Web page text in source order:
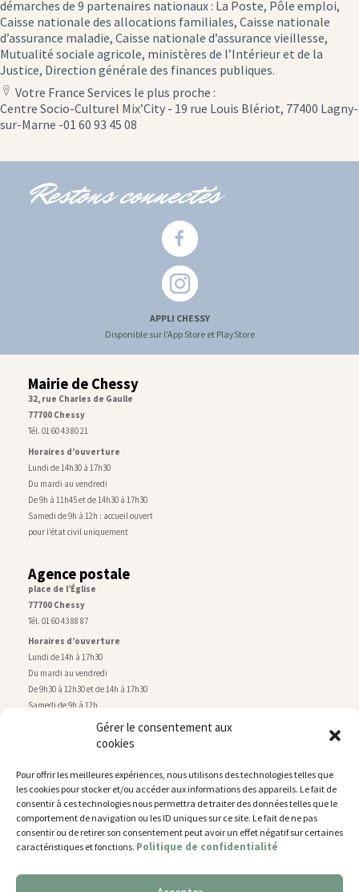
Gérer le consentement aux
cookies
Pour offrir les meilleures expériences, nous utilisons des technologies telles que
les cookies pour stocker et/ou accéder aux informations des appareils. Le fait de
consentir à ces technologies nous permettra de traiter des données telles que le
comportement de navigation ou les ID uniques sur ce site. Le fait de ne pas
consentir ou de retirer son consentement peut avoir un effet négatif sur certaines
caractéristiques et fonctions. Politique de confidentialité
démarches de 9 partenaires nationaux : La Poste, Pôle emploi,
Caisse nationale des allocations familiales, Caisse nationale
d’assurance maladie, Caisse nationale d’assurance vieillesse,
Mutualité sociale agricole, ministères de l’Intérieur et de la
Justice, Direction générale des finances publiques.
location
icon
Votre France Services le plus proche :
Centre Socio-Culturel Mix’City - 19 rue Louis Blériot, 77400 Lagny-
sur-Marne -01 60 93 45 08
Restons connectés
APPLI CHESSY
Disponible sur l'App Store et PlayStore
Mairie de Chessy
32, rue Charles de Gaulle
77700 Chessy
Tél. 01 60 43 80 21
Horaires d’ouverture
Lundi de 14h30 à 17h30
Du mardi au vendredi
De 9h à 11h45 et de 14h30 à 17h30
Samedi de 9h à 12h : accueil ouvert
pour l’état civil uniquement
Agence postale
place de l’Église
77700 Chessy
Tél. 01 60 43 88 87
Horaires d’ouverture
Lundi de 14h à 17h30
Du mardi au vendredi
De 9h30 à 12h30 et de 14h à 17h30
Samedi de 9h à 12h
Service technique
rue de Montry–77700 Chessy
Tél. 01 60 43 52 63
Horaires d’ouverture
Lundi, mardi et jeudi
De 9h à 11h45 et de 14h30 à 17h30